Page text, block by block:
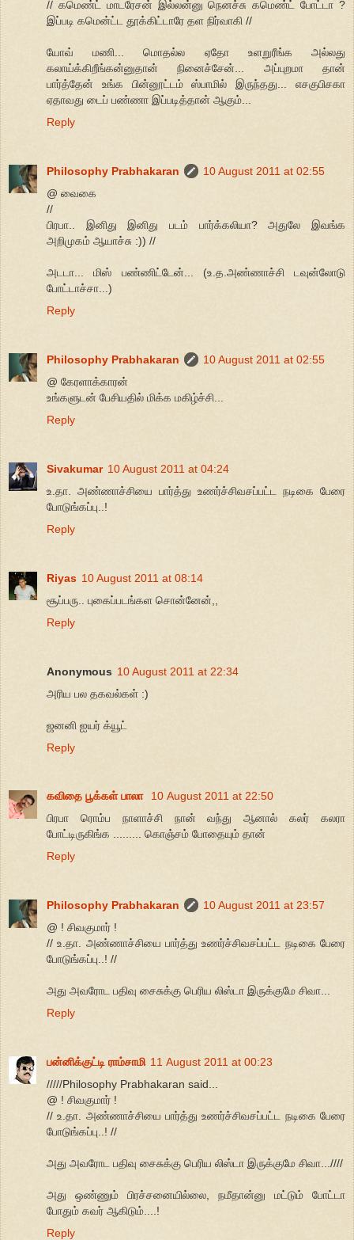
// கமெண்ட் மாடரேசன் இல்லன்னு நெனச்சு கமெண்ட் போட்டா ?
இப்படி கமென்ட்ட தூக்கிட்டாரே தள நிர்வாகி //
யோவ் மணி... மொதல்ல ஏதோ உளறுரீங்க அல்லது
கலாய்க்கிறீங்கன்னுதான் நினைச்சேன்... அப்புறமா தான்
பார்த்தேன் உங்க பின்னூட்டம் ஸ்பாமில் இருந்தது... எசகுபிசகா
ஏதாவது டைப் பண்ணா இப்படித்தான் ஆகும்...
Reply
Philosophy Prabhakaran
10 August 2011 at 02:55
@ வைகை
//
பிரபா.. இனிது இனிது படம் பார்க்கலியா? அதுலே இவங்க
அறிமுகம் ஆயாச்சு :)) //
அடடா... மிஸ் பண்ணிட்டேன்... (உ.த.அண்ணாச்சி டவுன்லோடு
போட்டாச்சா...)
Reply
Philosophy Prabhakaran
10 August 2011 at 02:55
@ கேரளாக்காரன்
உங்களுடன் பேசியதில் மிக்க மகிழ்ச்சி...
Reply
Sivakumar 10 August 2011 at 04:24
உ.தா. அண்ணாச்சியை பார்த்து உணர்ச்சிவசப்பட்ட நடிகை பேரை
போடுங்கப்பு..!
Reply
Riyas 10 August 2011 at 08:14
சூப்பரு.. புகைப்படங்கள சொன்னேன்,,
Reply
Anonymous 10 August 2011 at 22:34
அரிய பல தகவல்கள் :)
ஜனனி ஐயர் க்யூட்
Reply
கவிதை பூக்கள் பாலா
10 August 2011 at 22:50
பிரபா ரொம்ப நாளாச்சி நான் வந்து ஆனால் கலர் கலரா
போட்டிருகிங்க ......... கொஞ்சம் போதையும் தான்
Reply
Philosophy Prabhakaran
10 August 2011 at 23:57
@ ! சிவகுமார் !
// உ.தா. அண்ணாச்சியை பார்த்து உணர்ச்சிவசப்பட்ட நடிகை பேரை
போடுங்கப்பு..! //
அது அவரோட பதிவு சைசுக்கு பெரிய லிஸ்டா இருக்குமே சிவா...
Reply
பன்னிக்குட்டி ராம்சாமி 11 August 2011 at 00:23
/////Philosophy Prabhakaran said...
@ ! சிவகுமார் !
// உ.தா. அண்ணாச்சியை பார்த்து உணர்ச்சிவசப்பட்ட நடிகை பேரை
போடுங்கப்பு..! //
அது அவரோட பதிவு சைசுக்கு பெரிய லிஸ்டா இருக்குமே சிவா...////
அது ஒண்ணும் பிரச்சனையில்லை, நமீதான்னு மட்டும் போட்டா
போதும் கவர் ஆகிடும்....!
Reply